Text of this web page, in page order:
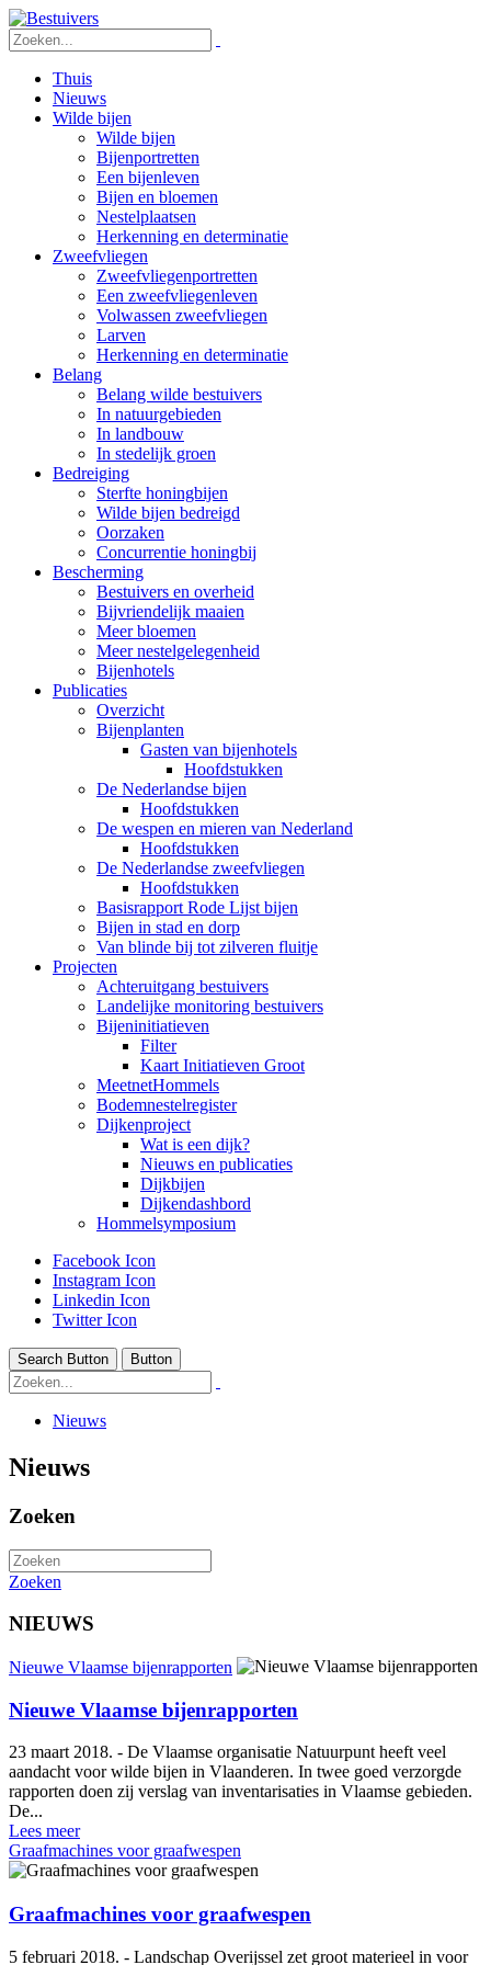
Thuis
Nieuws
Wilde bijen
Wilde bijen
Bijenportretten
Een bijenleven
Bijen en bloemen
Nestelplaatsen
Herkenning en determinatie
Zweefvliegen
Zweefvliegenportretten
Een zweefvliegenleven
Volwassen zweefvliegen
Larven
Herkenning en determinatie
Belang
Belang wilde bestuivers
In natuurgebieden
In landbouw
In stedelijk groen
Bedreiging
Sterfte honingbijen
Wilde bijen bedreigd
Oorzaken
Concurrentie honingbij
Bescherming
Bestuivers en overheid
Bijvriendelijk maaien
Meer bloemen
Meer nestelgelegenheid
Bijenhotels
Publicaties
Overzicht
Bijenplanten
Gasten van bijenhotels
Hoofdstukken
De Nederlandse bijen
Hoofdstukken
De wespen en mieren van Nederland
Hoofdstukken
De Nederlandse zweefvliegen
Hoofdstukken
Basisrapport Rode Lijst bijen
Bijen in stad en dorp
Van blinde bij tot zilveren fluitje
Projecten
Achteruitgang bestuivers
Landelijke monitoring bestuivers
Bijeninitiatieven
Filter
Kaart Initiatieven Groot
MeetnetHommels
Bodemnestelregister
Dijkenproject
Wat is een dijk?
Nieuws en publicaties
Dijkbijen
Dijkendashbord
Hommelsymposium
Facebook Icon
Instagram Icon
Linkedin Icon
Twitter Icon
Search Button Button
Nieuws
Nieuws
Zoeken
Zoeken
NIEUWS
Nieuwe Vlaamse bijenrapporten
Nieuwe Vlaamse bijenrapporten
23 maart 2018. - De Vlaamse organisatie Natuurpunt heeft veel
aandacht voor wilde bijen in Vlaanderen. In twee goed verzorgde
rapporten doen zij verslag van inventarisaties in Vlaamse gebieden.
De...
Lees meer
Graafmachines voor graafwespen
Graafmachines voor graafwespen
5 februari 2018. - Landschap Overijssel zet groot materieel in voor